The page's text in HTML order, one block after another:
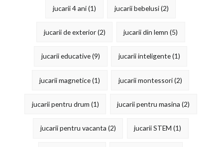
jucarii 4 ani(1) jucarii bebelusi(2)
jucarii de exterior(2) jucarii din lemn (5)
jucarii educative(9) jucarii inteligente(1)
jucarii magnetice(1) jucarii montessori(2)
jucarii pentru drum (1) jucarii pentru masina (2)
jucarii pentru vacanta (2) jucarii STEM (1)